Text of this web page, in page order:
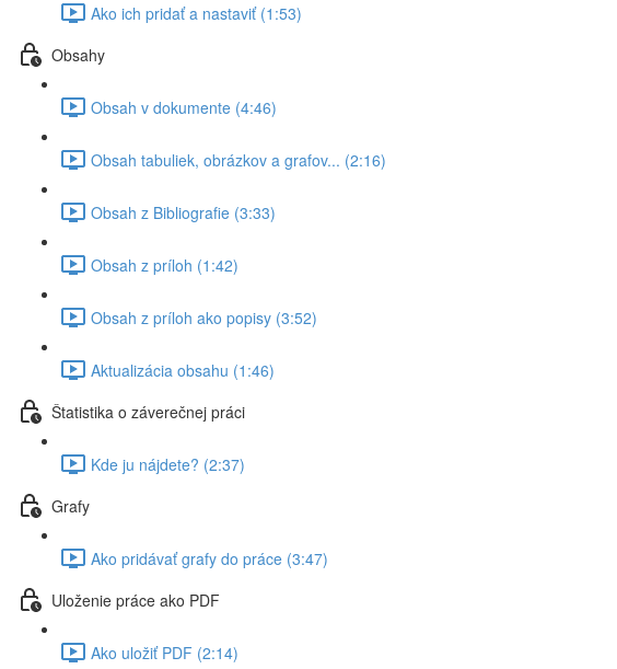
Ako ich pridať a nastaviť (1:53)
Obsahy
Obsah v dokumente (4:46)
Obsah tabuliek, obrázkov a grafov... (2:16)
Obsah z Bibliografie (3:33)
Obsah z príloh (1:42)
Obsah z príloh ako popisy (3:52)
Aktualizácia obsahu (1:46)
Štatistika o záverečnej práci
Kde ju nájdete? (2:37)
Grafy
Ako pridávať grafy do práce (3:47)
Uloženie práce ako PDF
Ako uložiť PDF (2:14)